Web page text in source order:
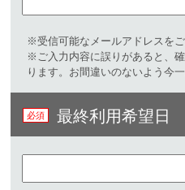
※受信可能なメールアドレスをご
※ご入力内容に誤りがあると、
ります。お間違いのないよう今
最終利用希望日